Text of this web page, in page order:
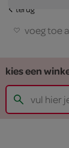
terug
voeg toe
kies een